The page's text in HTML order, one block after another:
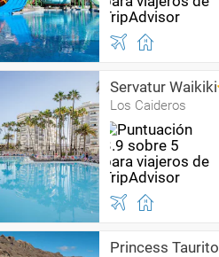
Servatur Waikiki
Los Caideros
Princess Taurito